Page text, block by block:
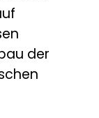
der